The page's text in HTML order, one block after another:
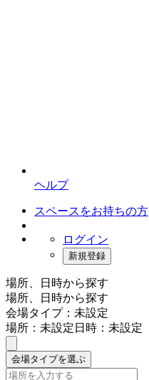
ヘルプ
スペースをお持ちの方
ログイン
新規登録
場所、日時から探す
場所、日時から探す
会場タイプ：未設定
場所：未設定日時：未設定
会場タイプを選ぶ